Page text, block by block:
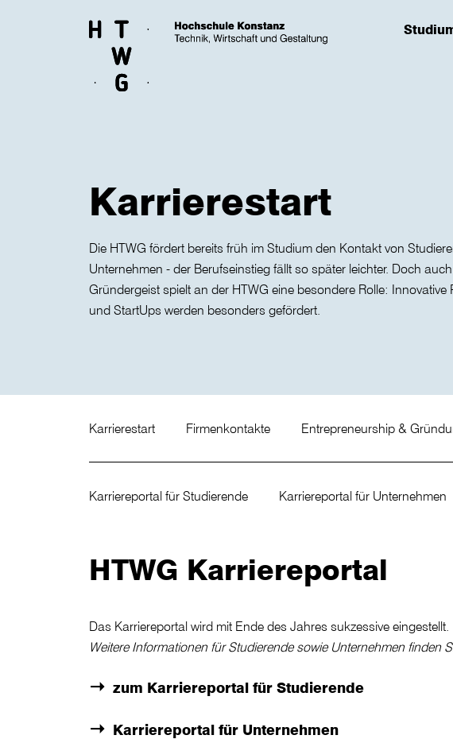
(has
Karrierestart
Die HTWG fördert bereits früh im Studium den Kontakt von
Unternehmen - der Berufseinstieg fällt so später leichter. Doch
Gründergeist spielt an der HTWG eine besondere Rolle: Innovative
und StartUps werden besonders gefördert.
Karrierestart Firmenkontakte Entrepreneurship &
Karriereportal für Studierende Karriereportal für Unternehmen
HTWG Karriereportal
Das Karriereportal wird mit Ende des Jahres sukzessive eingestellt.
Weitere Informationen für Studierende sowie Unternehmen finden
zum Karriereportal für Studierende
Karriereportal für Unternehmen